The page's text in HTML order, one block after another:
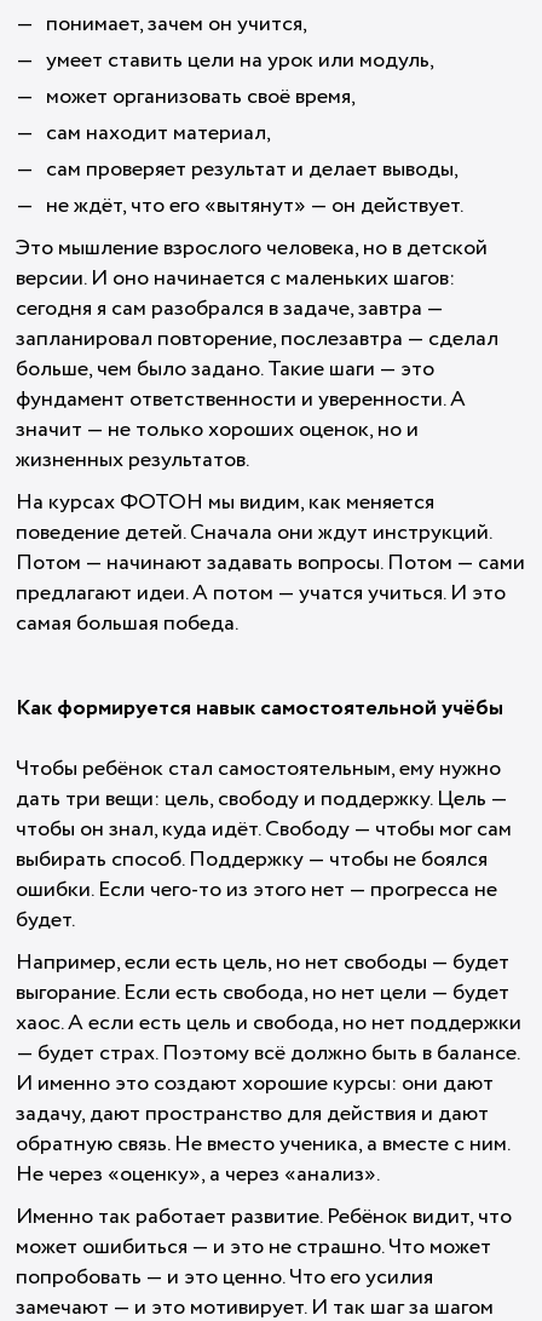
понимает, зачем он учится,
умеет ставить цели на урок или модуль,
может организовать своё время,
сам находит материал,
сам проверяет результат и делает выводы,
не ждёт, что его «вытянут» — он действует.
Это мышление взрослого человека, но в детской
версии. И оно начинается с маленьких шагов:
сегодня я сам разобрался в задаче, завтра —
запланировал повторение, послезавтра — сделал
больше, чем было задано. Такие шаги — это
фундамент ответственности и уверенности. А
значит — не только хороших оценок, но и
жизненных результатов.
На курсах ФОТОН мы видим, как меняется
поведение детей. Сначала они ждут инструкций.
Потом — начинают задавать вопросы. Потом — сами
предлагают идеи. А потом — учатся учиться. И это
самая большая победа.
Как формируется навык самостоятельной учёбы
Чтобы ребёнок стал самостоятельным, ему нужно
дать три вещи: цель, свободу и поддержку. Цель —
чтобы он знал, куда идёт. Свободу — чтобы мог сам
выбирать способ. Поддержку — чтобы не боялся
ошибки. Если чего-то из этого нет — прогресса не
будет.
Например, если есть цель, но нет свободы — будет
выгорание. Если есть свобода, но нет цели — будет
хаос. А если есть цель и свобода, но нет поддержки
— будет страх. Поэтому всё должно быть в балансе.
И именно это создают хорошие курсы: они дают
задачу, дают пространство для действия и дают
обратную связь. Не вместо ученика, а вместе с ним.
Не через «оценку», а через «анализ».
Именно так работает развитие. Ребёнок видит, что
может ошибиться — и это не страшно. Что может
попробовать — и это ценно. Что его усилия
замечают — и это мотивирует. И так шаг за шагом